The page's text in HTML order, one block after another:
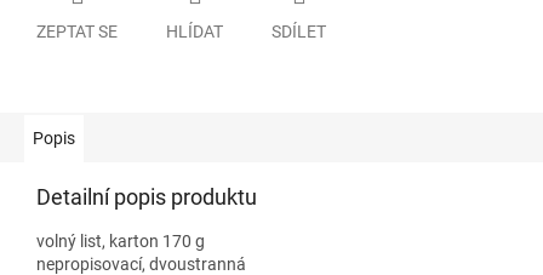
ZEPTAT SE HLÍDAT SDÍLET
Popis
Detailní popis produktu
volný list, karton 170 g
nepropisovací, dvoustranná